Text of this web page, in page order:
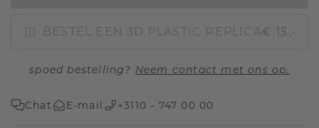
BESTEL EEN 3D PLASTIC REPLICA€ 15,-
spoed bestelling? Neem contact met ons op.
Chat E-mail +3110 - 747 00 00